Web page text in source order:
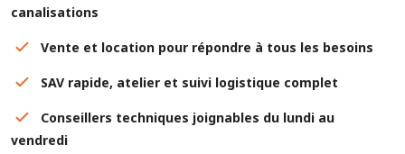
canalisations
Vente et location pour répondre à tous les besoins
SAV rapide, atelier et suivi logistique complet
Conseillers techniques joignables du lundi au
vendredi